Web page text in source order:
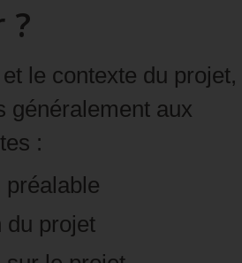
?
le contexte du projet,
généralement aux
:
préalable
du projet